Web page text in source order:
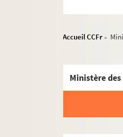
Accueil CCFr >
Ministère des